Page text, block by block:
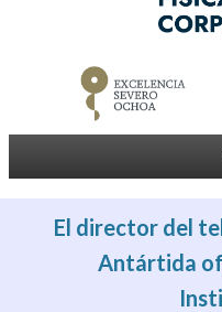
El director del
Antártida